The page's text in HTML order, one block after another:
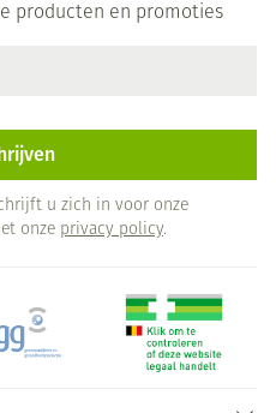
producten en promoties
u zich in voor onze
onze privacy policy.